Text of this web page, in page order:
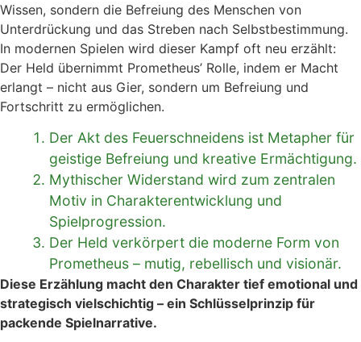
Wissen, sondern die Befreiung des Menschen von
Unterdrückung und das Streben nach Selbstbestimmung.
In modernen Spielen wird dieser Kampf oft neu erzählt:
Der Held übernimmt Prometheus’ Rolle, indem er Macht
erlangt – nicht aus Gier, sondern um Befreiung und
Fortschritt zu ermöglichen.
Der Akt des Feuerschneidens ist Metapher für
geistige Befreiung und kreative Ermächtigung.
Mythischer Widerstand wird zum zentralen
Motiv in Charakterentwicklung und
Spielprogression.
Der Held verkörpert die moderne Form von
Prometheus – mutig, rebellisch und visionär.
Diese Erzählung macht den Charakter tief emotional und
strategisch vielschichtig – ein Schlüsselprinzip für
packende Spielnarrative.